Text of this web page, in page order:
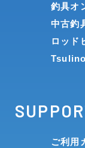
釣具オ
中古釣
ロッド
ご利用